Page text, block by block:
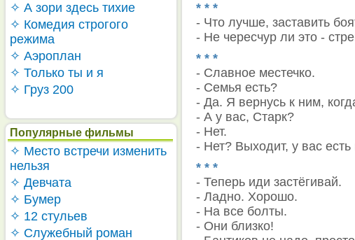
✧ А зори здесь тихие
✧ Комедия строгого
режима
✧ Аэроплан
✧ Только ты и я
✧ Груз 200
Популярные фильмы
✧ Место встречи изменить
нельзя
✧ Девчата
✧ Бумер
✧ 12 стульев
✧ Служебный роман
* * *
- Что лучше, заставить
- Не чересчур ли это -
* * *
- Славное местечко.
- Семья есть?
- Да. Я вернусь к ним,
- А у вас, Старк?
- Нет.
- Нет? Выходит, у вас есть
* * *
- Теперь иди застёгивай.
- Ладно. Хорошо.
- На все болты.
- Они близко!